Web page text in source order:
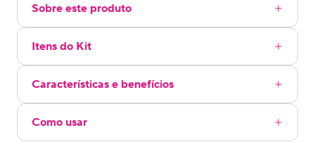
Sobre este produto
Itens do Kit
Características e benefícios
Como usar